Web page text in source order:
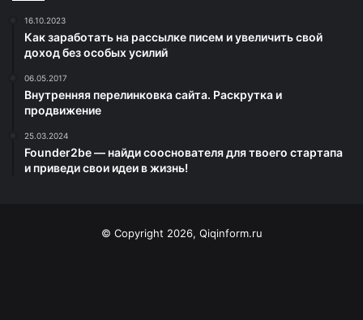
16.10.2023
Как заработать на рассылке писем и увеличить свой
доход без особых усилий
06.05.2017
Внутренняя перелинковка сайта. Раскрутка и
продвижение
25.03.2024
Founder2be — найди сооснователя для твоего стартапа
и приведи свои идеи в жизнь!
© Copyright 2026, Qiqinform.ru